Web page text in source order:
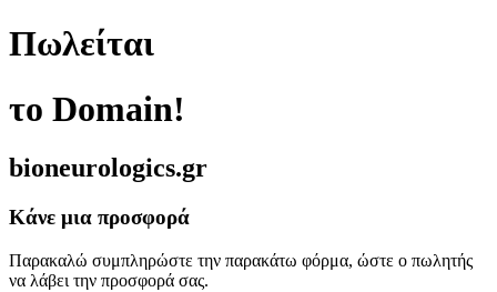
Πωλείται
το Domain!
bioneurologics.gr
Κάνε μια προσφορά
Παρακαλώ συμπληρώστε την παρακάτω φόρμα, ώστε ο πωλητής
να λάβει την προσφορά σας.